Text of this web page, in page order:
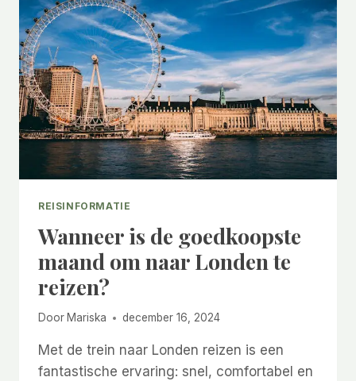
REISINFORMATIE
Wanneer is de goedkoopste
maand om naar Londen te
reizen?
Door Mariska december 16, 2024
Met de trein naar Londen reizen is een
fantastische ervaring: snel, comfortabel en